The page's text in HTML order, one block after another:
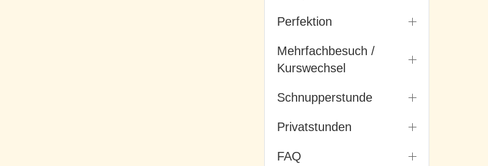
Perfektion
Mehrfachbesuch /
Kurswechsel
Schnupperstunde
Privatstunden
FAQ